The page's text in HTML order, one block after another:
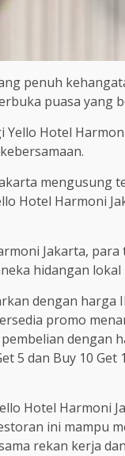
penuh
puasa yang
Yello Hotel
mengusung
Hotel Harmoni
Jakarta,
hidangan lokal
dengan
promo
dengan
5 dan Buy 10
Hotel Harmoni
ini mampu
rekan kerja